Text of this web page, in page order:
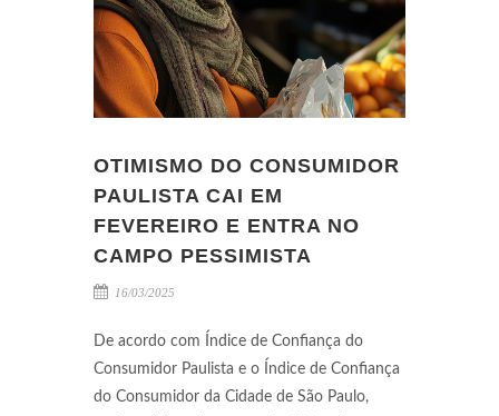
OTIMISMO DO CONSUMIDOR
PAULISTA CAI EM
FEVEREIRO E ENTRA NO
CAMPO PESSIMISTA
16/03/2025
De acordo com Índice de Confiança do
Consumidor Paulista e o Índice de Confiança
do Consumidor da Cidade de São Paulo,